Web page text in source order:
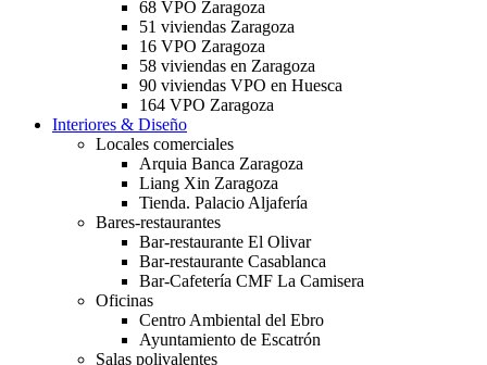
68 VPO Zaragoza
51 viviendas Zaragoza
16 VPO Zaragoza
58 viviendas en Zaragoza
90 viviendas VPO en Huesca
164 VPO Zaragoza
Interiores & Diseño
Locales comerciales
Arquia Banca Zaragoza
Liang Xin Zaragoza
Tienda. Palacio Aljafería
Bares-restaurantes
Bar-restaurante El Olivar
Bar-restaurante Casablanca
Bar-Cafetería CMF La Camisera
Oficinas
Centro Ambiental del Ebro
Ayuntamiento de Escatrón
Salas polivalentes